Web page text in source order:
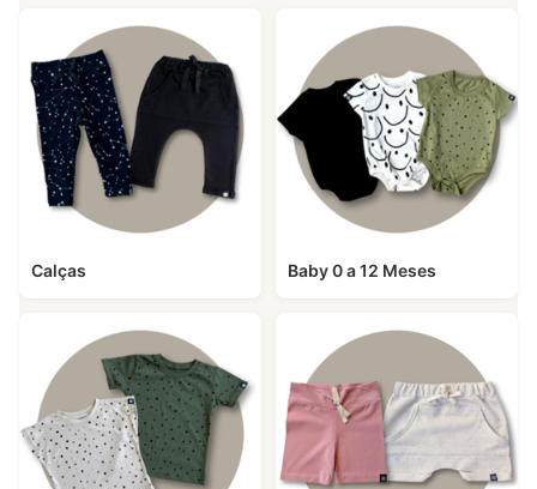
Calças Baby 0 a 12 Meses